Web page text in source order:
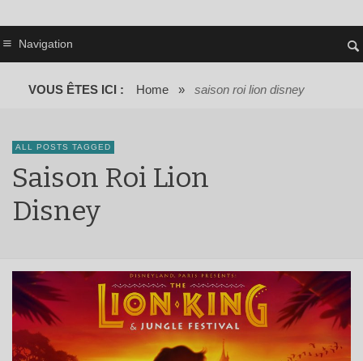
Navigation
VOUS ÊTES ICI : Home » saison roi lion disney
ALL POSTS TAGGED
Saison Roi Lion
Disney